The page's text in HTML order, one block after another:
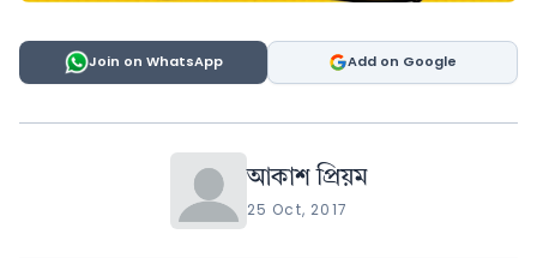
Join on WhatsApp Add on Google
আকাশ প্ৰিয়ম
25 Oct, 2017